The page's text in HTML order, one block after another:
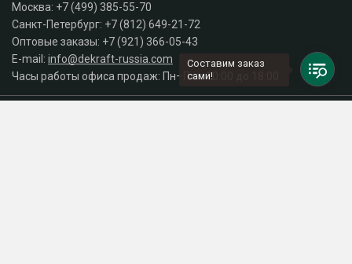
Москва: +7 (499) 385-55-70
Санкт-Петербург: +7 (812) 649-21-72
Оптовые заказы: +7 (921) 366-05-43
E-mail: info@dekraft-russia.com
Часы работы офиса продаж: Пн–Пт с 10:00 до 18:00
Составим заказ
сами!